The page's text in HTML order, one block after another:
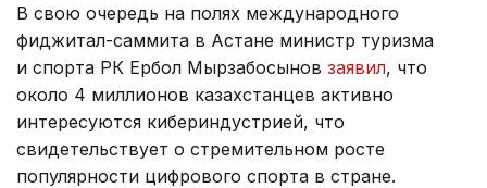
В свою очередь на полях международного
фиджитал-саммита в Астане министр туризма
и спорта РК Ербол Мырзабосынов заявил, что
около 4 миллионов казахстанцев активно
интересуются кибериндустрией, что
свидетельствует о стремительном росте
популярности цифрового спорта в стране.